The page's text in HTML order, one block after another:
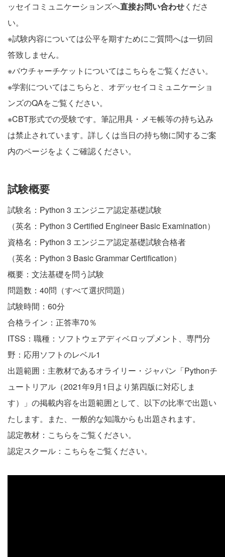
ッセイコミュニケーションズへ直接お問い合わせくださ
い。
※試験内容については公平を期すためにご質問へは一切回
答致しません。
※バウチャーチケットについてはこちらをご覧ください。
※学割についてはこちらと、 オデッセイコミュニケーショ
ンズのQAをご覧ください。
※CBT形式での受験です。筆記用具・メモ帳等の持ち込み
は禁止されています。詳しくは当日の持ち物に関するご案
内のページをよくご確認ください。
試験概要
試験名：Python 3 エンジニア認定基礎試験
（英名：Python 3 Certified Engineer Basic Examination）
資格名：Python 3 エンジニア認定基礎試験合格者
（英名：Python 3 Basic Grammar Certification）
概要：文法基礎を問う試験
問題数：40問（すべて選択問題）
試験時間：60分
合格ライン：正答率70％
ITSS：職種：ソフトウェアディベロップメント、専門分
野：応用ソフトのレベル1
出題範囲：主教材であるオライリー・ジャパン「Pythonチ
ュートリアル（2021年9月1日より第四版に対応しま
す）」の掲載内容を出題範囲として、以下の比率で出題い
たします。また、一般的な知識からも出題されます。
認定教材： こちらをご覧ください。
認定スクール： こちらをご覧ください。